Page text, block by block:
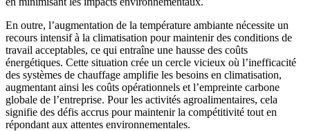
En outre, l’augmentation de la température ambiante nécessite un
recours intensif à la climatisation pour maintenir des conditions de
travail acceptables, ce qui entraîne une hausse des coûts
énergétiques. Cette situation crée un cercle vicieux où l’inefficacité
des systèmes de chauffage amplifie les besoins en climatisation,
augmentant ainsi les coûts opérationnels et l’empreinte carbone
globale de l’entreprise. Pour les activités agroalimentaires, cela
signifie des défis accrus pour maintenir la compétitivité tout en
répondant aux attentes environnementales.